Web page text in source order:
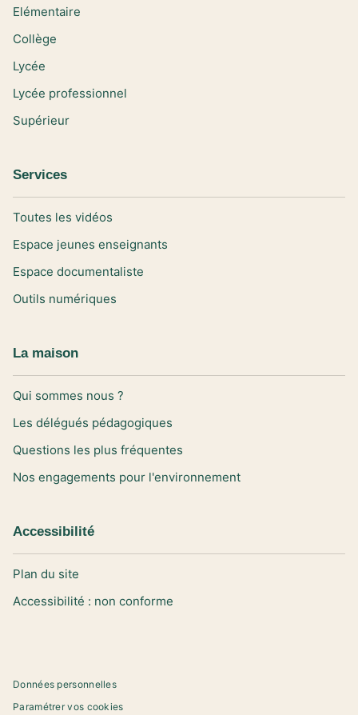
Elémentaire
Collège
Lycée
Lycée professionnel
Supérieur
Services
Toutes les vidéos
Espace jeunes enseignants
Espace documentaliste
Outils numériques
La maison
Qui sommes nous ?
Les délégués pédagogiques
Questions les plus fréquentes
Nos engagements pour l'environnement
Accessibilité
Plan du site
Accessibilité : non conforme
Données personnelles
Paramétrer vos cookies